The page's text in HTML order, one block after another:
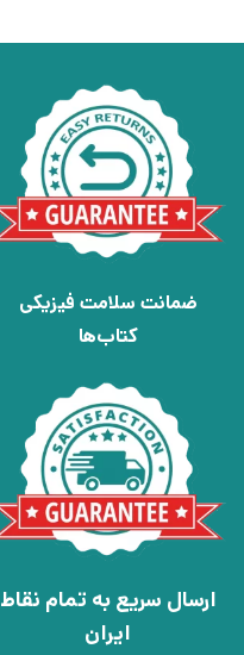
ضمانت سلامت فیزیکی
کتاب‌ها
ارسال سریع به تمام نقاط
ایران